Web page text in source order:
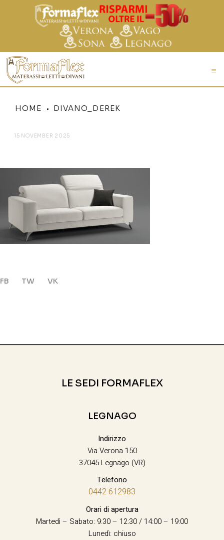
HOME DIVANO_DEREK
15 NOVEMBER 2025
FB TW VK
LE SEDI FORMAFLEX
LEGNAGO
Indirizzo
Via Verona 150
37045 Legnago (VR)
Telefono
0442 612983
Orari di apertura
Martedì – Sabato: 9:30 – 12:30 / 14:00 – 19:00
Lunedì: chiuso